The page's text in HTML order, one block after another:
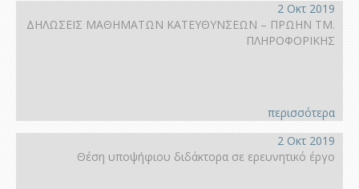
2 Οκτ 2019
ΔΗΛΩΣΕΙΣ ΜΑΘΗΜΑΤΩΝ ΚΑΤΕΥΘΥΝΣΕΩΝ – ΠΡΩΗΝ ΤΜ.
ΠΛΗΡΟΦΟΡΙΚΗΣ
περισσότερα
2 Οκτ 2019
Θέση υποψήφιου διδάκτορα σε ερευνητικό έργο